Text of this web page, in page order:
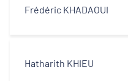
Frédéric KHADAOUI
Hatharith KHIEU